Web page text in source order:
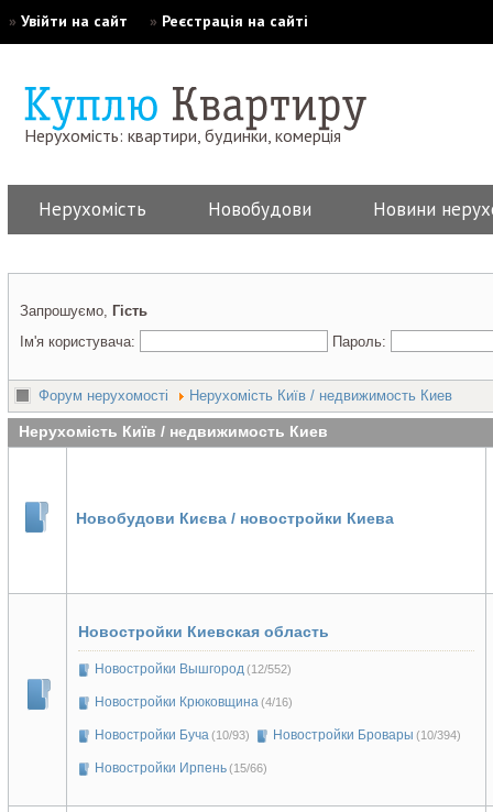
» Увійти на сайт » Реєстрація на сайті
Нерухомість: квартири, будинки, комерція
Нерухомість Новобудови Новини
Запрошуємо, Гість
Ім'я користувача:
Пароль:
Форум нерухомості Нерухомість Київ / недвижимость Киев
Нерухомість Київ / недвижимость Киев
Новобудови Києва / новостройки Киева
Новостройки Киевская область
Новостройки Вышгород(12/552)
Новостройки Крюковщина(4/16)
Новостройки Буча(10/93) Новостройки Бровары (10/394)
Новостройки Ирпень(15/66)